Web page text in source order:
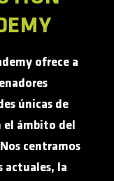
ofrece a
únicas de
ámbito del
centramos
actuales, la